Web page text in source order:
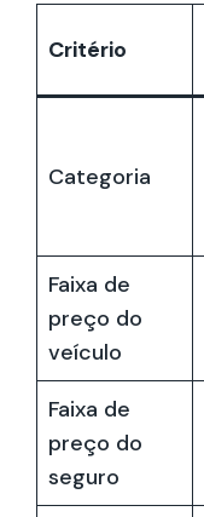
Critério
Categoria
Faixa de
preço do
veículo
Faixa de
preço do
seguro